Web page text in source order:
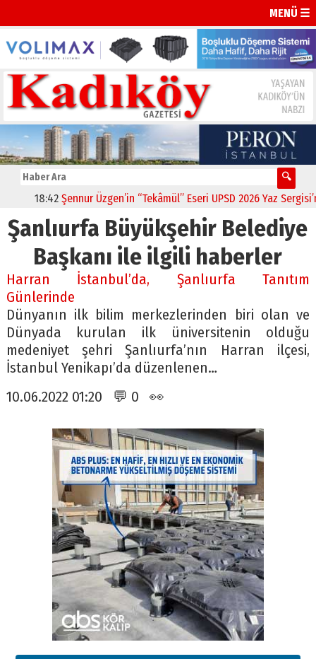
MENÜ ☰
18:42 Şennur Üzgen’in “Tekâmül” Eseri UPSD 2026 Yaz
Şanlıurfa Büyükşehir Belediye
Başkanı ile ilgili haberler
Harran İstanbul’da, Şanlıurfa Tanıtım
Günlerinde
Dünyanın ilk bilim merkezlerinden biri olan ve
Dünyada kurulan ilk üniversitenin olduğu
medeniyet şehri Şanlıurfa’nın Harran ilçesi,
İstanbul Yenikapı’da düzenlenen…
10.06.2022 01:20 💬 0 👀